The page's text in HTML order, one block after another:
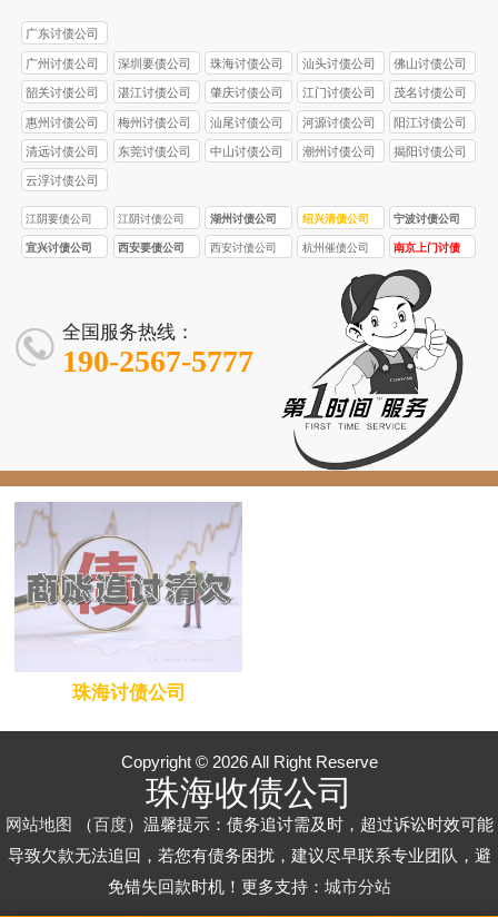
广东讨债公司
广州讨债公司 深圳要债公司 珠海讨债公司 汕头讨债公司 佛山讨债公司
韶关讨债公司 湛江讨债公司 肇庆讨债公司 江门讨债公司 茂名讨债公司
惠州讨债公司 梅州讨债公司 汕尾讨债公司 河源讨债公司 阳江讨债公司
清远讨债公司 东莞讨债公司 中山讨债公司 潮州讨债公司 揭阳讨债公司
云浮讨债公司
江阴要债公司 江阴讨债公司 湖州讨债公司 绍兴清债公司 宁波讨债公司
宜兴讨债公司 西安要债公司 西安讨债公司 杭州催债公司
南京上门讨债
服务
全国服务热线：
190-2567-5777
珠海讨债公司
Copyright © 2026 All Right Reserve
珠海收债公司
网站地图 （百度）温馨提示：债务追讨需及时，超过诉讼时效可能
导致欠款无法追回，若您有债务困扰，建议尽早联系专业团队，避
免错失回款时机！更多支持： 城市分站